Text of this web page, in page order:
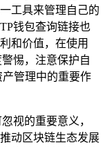
工具来管理自己的
钱包查询链接也
和价值，在使用
惕，注意保护自
管理中的重要作
视的重要意义，
动区块链生态发展